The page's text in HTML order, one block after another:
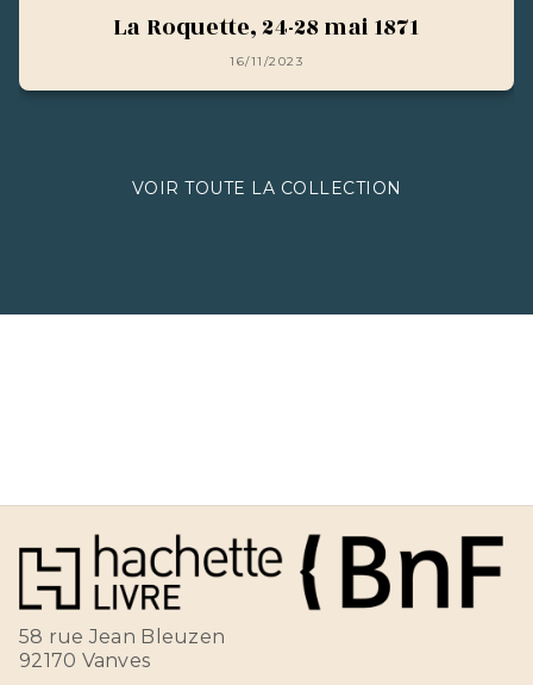
La Roquette, 24-28 mai 1871
16/11/2023
VOIR TOUTE LA COLLECTION
58 rue Jean Bleuzen
92170 Vanves